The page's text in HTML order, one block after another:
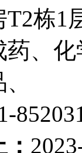
栋1
药、